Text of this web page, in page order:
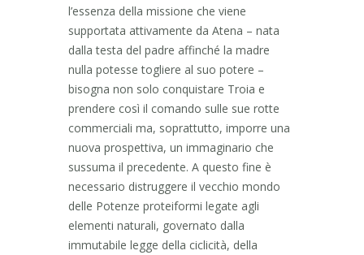
l’essenza della missione che viene
supportata attivamente da Atena – nata
dalla testa del padre affinché la madre
nulla potesse togliere al suo potere –
bisogna non solo conquistare Troia e
prendere così il comando sulle sue rotte
commerciali ma, soprattutto, imporre una
nuova prospettiva, un immaginario che
sussuma il precedente. A questo fine è
necessario distruggere il vecchio mondo
delle Potenze proteiformi legate agli
elementi naturali, governato dalla
immutabile legge della ciclicità, della